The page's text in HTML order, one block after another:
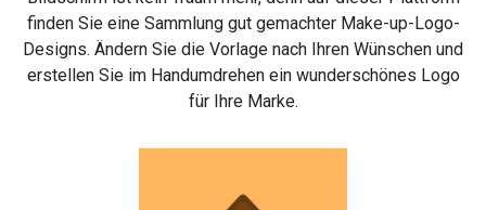
finden Sie eine Sammlung gut gemachter Make-up-Logo-
Designs. Ändern Sie die Vorlage nach Ihren Wünschen und
erstellen Sie im Handumdrehen ein wunderschönes Logo
für Ihre Marke.